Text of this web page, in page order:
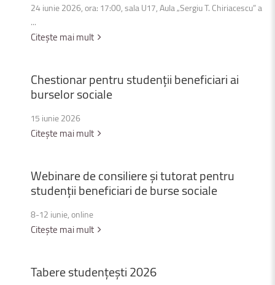
24 iunie 2026, ora: 17:00, sala U17, Aula „Sergiu T. Chiriacescu” a
...
Citește mai mult
Chestionarpentrustudențiibeneficiariai
burselorsociale
15 iunie 2026
Citește mai mult
Webinaredeconsiliereșitutoratpentru
studențiibeneficiaridebursesociale
8-12 iunie, online
Citește mai mult
Taberestudențești2026